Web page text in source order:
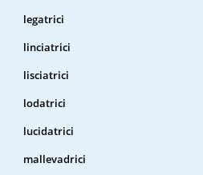
legatrici
linciatrici
lisciatrici
lodatrici
lucidatrici
mallevadrici